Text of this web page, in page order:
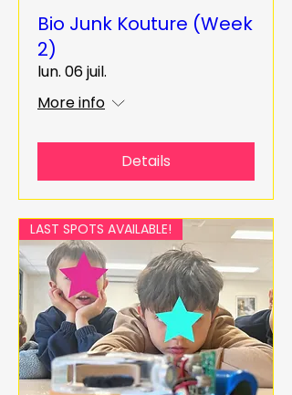
Bio Junk Kouture (Week
2)
lun. 06 juil.
More info
Details
LAST SPOTS AVAILABLE!